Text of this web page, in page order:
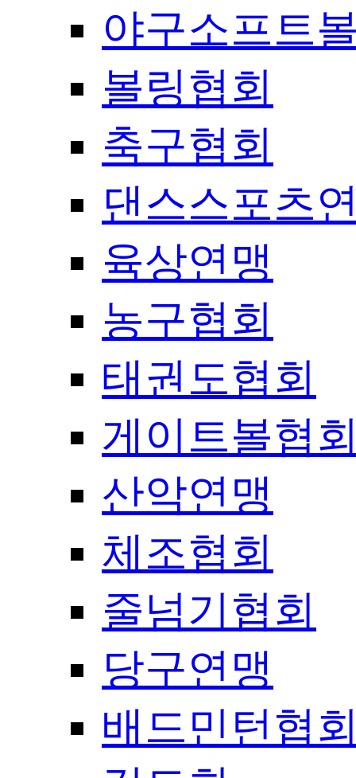
야구소프트
볼링협회
축구협회
댄스스포츠
육상연맹
농구협회
태권도협회
게이트볼협
산악연맹
체조협회
줄넘기협회
당구연맹
배드민턴협